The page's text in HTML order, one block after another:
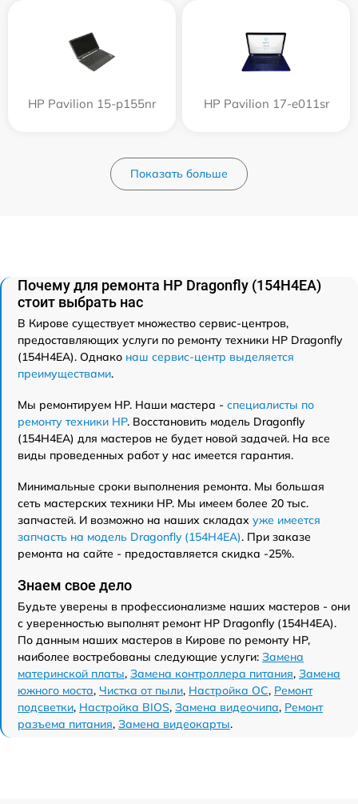
HP Pavilion 15-p155nr HP Pavilion 17-e011sr
Показать больше
Почему для ремонта HP Dragonfly (154H4EA)
стоит выбрать нас
В Кирове существует множество сервис-центров,
предоставляющих услуги по ремонту техники HP Dragonfly
(154H4EA). Однако наш сервис-центр выделяется
преимуществами.
Мы ремонтируем HP. Наши мастера - специалисты по
ремонту техники HP. Восстановить модель Dragonfly
(154H4EA) для мастеров не будет новой задачей. На все
виды проведенных работ у нас имеется гарантия.
Минимальные сроки выполнения ремонта. Мы большая
сеть мастерских техники HP. Мы имеем более 20 тыс.
запчастей. И возможно на наших складах уже имеется
запчасть на модель Dragonfly (154H4EA). При заказе
ремонта на сайте - предоставляется скидка -25%.
Знаем свое дело
Будьте уверены в профессионализме наших мастеров - они
с уверенностью выполнят ремонт HP Dragonfly (154H4EA).
По данным наших мастеров в Кирове по ремонту HP,
наиболее востребованы следующие услуги: Замена
материнской платы, Замена контроллера питания, Замена
южного моста, Чистка от пыли, Настройка ОС, Ремонт
подсветки, Настройка BIOS, Замена видеочипа, Ремонт
разъема питания, Замена видеокарты.